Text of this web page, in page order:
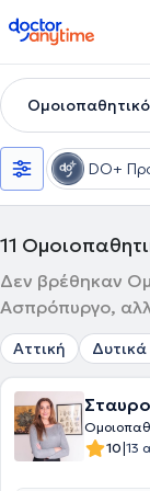
doctoranytime
DO+
11
Δεν βρέθηκαν
Ασπρόπυργο,
Αττική
10|13